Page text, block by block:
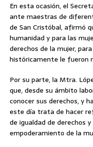
En esta ocasión, el
ante maestras de
de San Cristóbal, afirmó
humanidad y para las
derechos de la mujer,
históricamente le fueron
Por su parte, la Mtra.
que, desde su ámbito
conocer sus derechos, y
este día trata de hacer
de igualdad de derechos
empoderamiento de la